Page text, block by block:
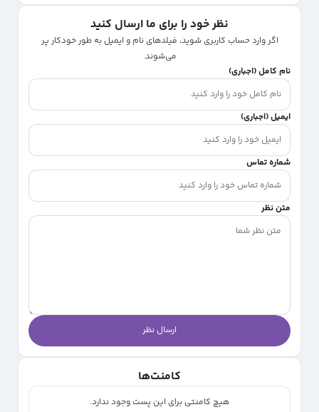
نظر خود را برای ما ارسال کنید
اگر وارد حساب کاربری شوید، فیلدهای نام و ایمیل به طور خودکار پر
می‌شوند.
نام کامل (اجباری)
ایمیل (اجباری)
شماره تماس
متن نظر
ارسال نظر
کامنت‌ها
هیچ کامنتی برای این پست وجود ندارد.